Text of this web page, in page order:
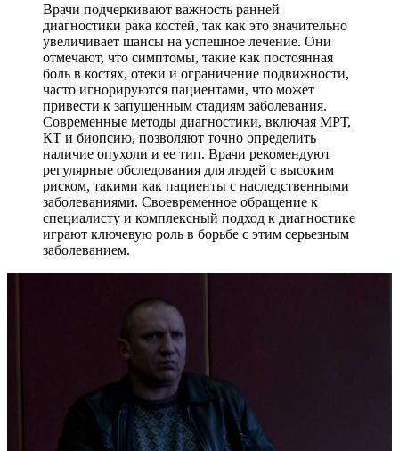
Врачи подчеркивают важность ранней
диагностики рака костей, так как это значительно
увеличивает шансы на успешное лечение. Они
отмечают, что симптомы, такие как постоянная
боль в костях, отеки и ограничение подвижности,
часто игнорируются пациентами, что может
привести к запущенным стадиям заболевания.
Современные методы диагностики, включая МРТ,
КТ и биопсию, позволяют точно определить
наличие опухоли и ее тип. Врачи рекомендуют
регулярные обследования для людей с высоким
риском, такими как пациенты с наследственными
заболеваниями. Своевременное обращение к
специалисту и комплексный подход к диагностике
играют ключевую роль в борьбе с этим серьезным
заболеванием.